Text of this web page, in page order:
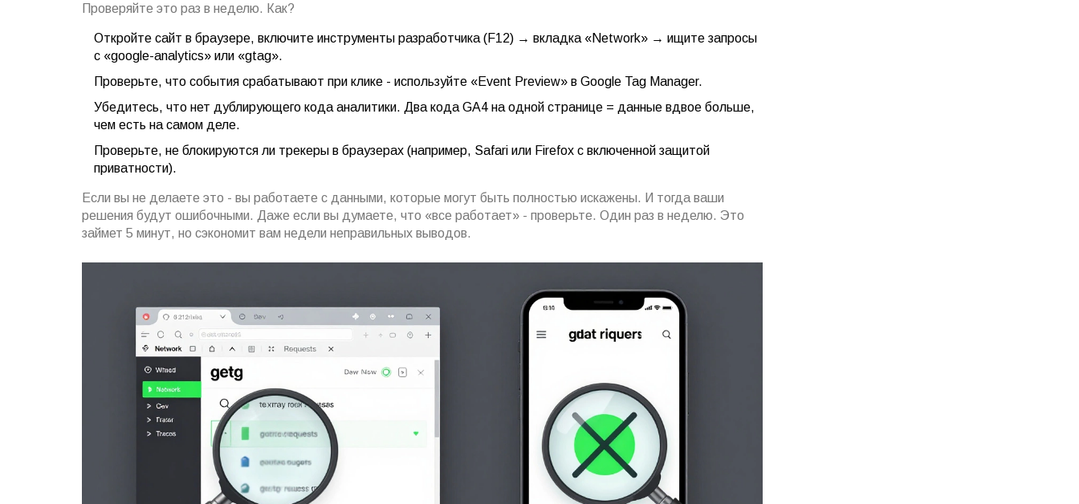
Проверяйте это раз в неделю. Как?
Откройте сайт в браузере, включите инструменты разработчика (F12) → вкладка «Network» → ищите запросы
с «google-analytics» или «gtag».
Проверьте, что события срабатывают при клике - используйте «Event Preview» в Google Tag Manager.
Убедитесь, что нет дублирующего кода аналитики. Два кода GA4 на одной странице = данные вдвое больше,
чем есть на самом деле.
Проверьте, не блокируются ли трекеры в браузерах (например, Safari или Firefox с включенной защитой
приватности).
Если вы не делаете это - вы работаете с данными, которые могут быть полностью искажены. И тогда ваши
решения будут ошибочными. Даже если вы думаете, что «все работает» - проверьте. Один раз в неделю. Это
займет 5 минут, но сэкономит вам недели неправильных выводов.